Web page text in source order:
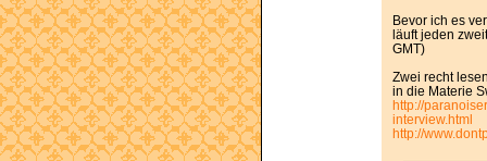
Bevor ich es
läuft jeden
GMT)
Zwei recht
in die Materie
http://
interview.html
http://